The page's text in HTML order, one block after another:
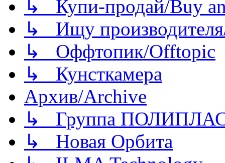
↳ Купи-продай/Buy
↳ Ищу
↳ Оффтопик/Offtopic
↳ Кунсткамера
Архив/Archive
↳ Группа
↳ Новая Орбита